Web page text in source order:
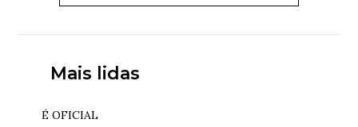
Mais lidas
É OFICIAL